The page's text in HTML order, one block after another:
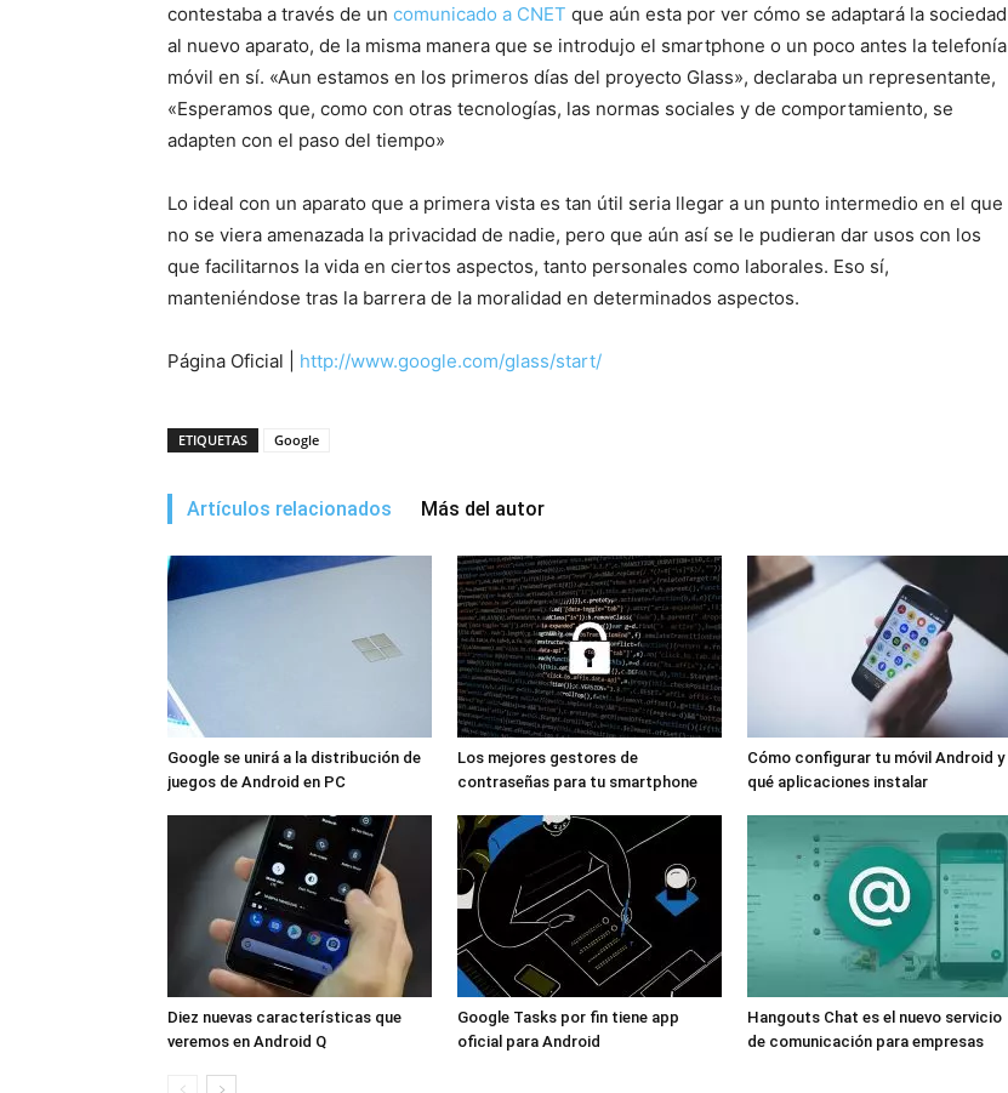
contestaba a través de un comunicado a CNET que aún esta por ver cómo se adaptará la sociedad
al nuevo aparato, de la misma manera que se introdujo el smartphone o un poco antes la telefonía
móvil en sí. «Aun estamos en los primeros días del proyecto Glass», declaraba un representante,
«Esperamos que, como con otras tecnologías, las normas sociales y de comportamiento, se
adapten con el paso del tiempo»
Lo ideal con un aparato que a primera vista es tan útil seria llegar a un punto intermedio en el que
no se viera amenazada la privacidad de nadie, pero que aún así se le pudieran dar usos con los
que facilitarnos la vida en ciertos aspectos, tanto personales como laborales. Eso sí,
manteniéndose tras la barrera de la moralidad en determinados aspectos.
Página Oficial | http://www.google.com/glass/start/
ETIQUETAS Google
Artículos relacionados Más del autor
Google se unirá a la distribución de
juegos de Android en PC
Los mejores gestores de
contraseñas para tu smartphone
Cómo configurar tu móvil Android y
qué aplicaciones instalar
Diez nuevas características que
veremos en Android Q
Google Tasks por fin tiene app
oficial para Android
Hangouts Chat es el nuevo servicio
de comunicación para empresas